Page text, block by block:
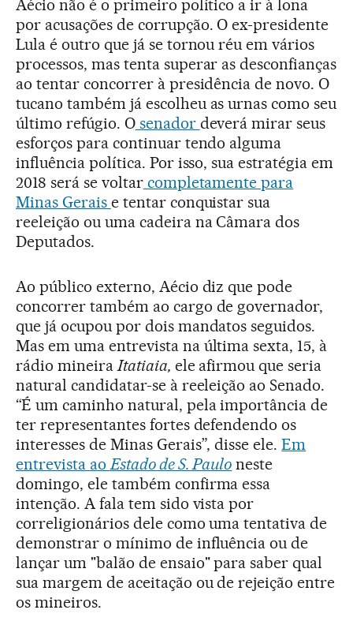
Aécio não é o primeiro político a ir à lona
por acusações de corrupção. O ex-presidente
Lula é outro que já se tornou réu em vários
processos, mas tenta superar as desconfianças
ao tentar concorrer à presidência de novo. O
tucano também já escolheu as urnas como seu
último refúgio. Osenador deverá mirar seus
esforços para continuar tendo alguma
influência política. Por isso, sua estratégia em
2018 será se voltarcompletamente para
Minas Gerais e tentar conquistar sua
reeleição ou uma cadeira na Câmara dos
Deputados.
Ao público externo, Aécio diz que pode
concorrer também ao cargo de governador,
que já ocupou por dois mandatos seguidos.
Mas em uma entrevista na última sexta, 15, à
rádio mineira Itatiaia, ele afirmou que seria
natural candidatar-se à reeleição ao Senado.
“É um caminho natural, pela importância de
ter representantes fortes defendendo os
interesses de Minas Gerais”, disse ele.Em
entrevista ao Estado de S. Paulo neste
domingo, ele também confirma essa
intenção. A fala tem sido vista por
correligionários dele como uma tentativa de
demonstrar o mínimo de influência ou de
lançar um "balão de ensaio" para saber qual
sua margem de aceitação ou de rejeição entre
os mineiros.